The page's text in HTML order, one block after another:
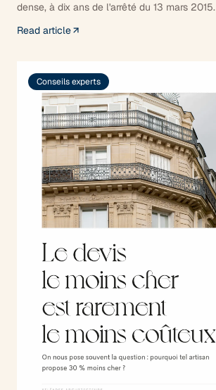
dense, à dix ans de l'arrêté du 13 mars 2015.
Read article
Conseils experts